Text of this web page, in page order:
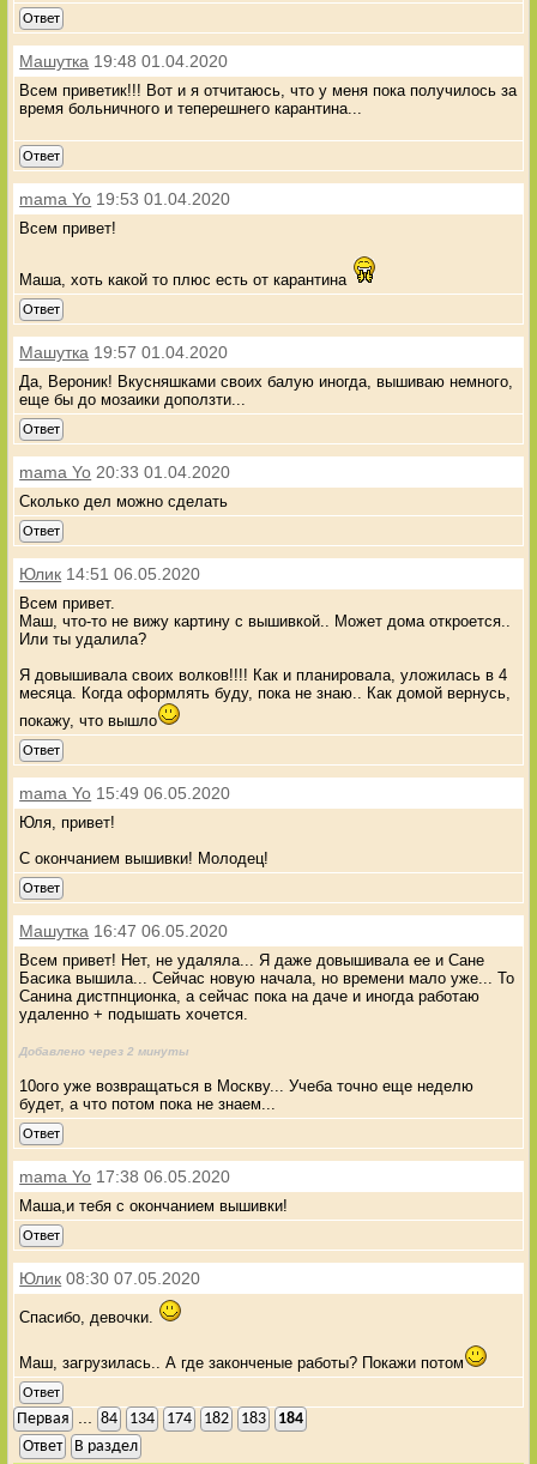
Ответ
Машутка 19:48 01.04.2020
Всем приветик!!! Вот и я отчитаюсь, что у меня пока получилось за
время больничного и теперешнего карантина...
Ответ
mama Yo 19:53 01.04.2020
Всем привет!
Маша, хоть какой то плюс есть от карантина
Ответ
Машутка 19:57 01.04.2020
Да, Вероник! Вкусняшками своих балую иногда, вышиваю немного,
еще бы до мозаики доползти...
Ответ
mama Yo 20:33 01.04.2020
Сколько дел можно сделать
Ответ
Юлик 14:51 06.05.2020
Всем привет.
Маш, что-то не вижу картину с вышивкой.. Может дома откроется..
Или ты удалила?
Я довышивала своих волков!!!! Как и планировала, уложилась в 4
месяца. Когда оформлять буду, пока не знаю.. Как домой вернусь,
покажу, что вышло
Ответ
mama Yo 15:49 06.05.2020
Юля, привет!
С окончанием вышивки! Молодец!
Ответ
Машутка 16:47 06.05.2020
Всем привет! Нет, не удаляла... Я даже довышивала ее и Сане
Басика вышила... Сейчас новую начала, но времени мало уже... То
Санина дистпнционка, а сейчас пока на даче и иногда работаю
удаленно + подышать хочется.
Добавлено через 2 минуты
10ого уже возвращаться в Москву... Учеба точно еще неделю
будет, а что потом пока не знаем...
Ответ
mama Yo 17:38 06.05.2020
Маша,и тебя с окончанием вышивки!
Ответ
Юлик 08:30 07.05.2020
Спасибо, девочки.
Маш, загрузилась.. А где законченые работы? Покажи потом
Ответ
Первая 84 134 174 182 183
184
Ответ
В раздел